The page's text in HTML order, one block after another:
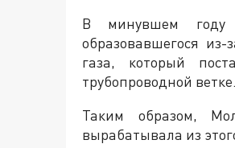
В минувшем году
образовавшегося
газа, который
трубопроводной ветке.
Таким образом,
вырабатывала из